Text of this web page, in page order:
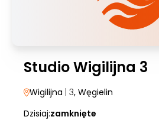
Studio Wigilijna 3
Wigilijna | 3, Węgielin
Dzisiaj:zamknięte